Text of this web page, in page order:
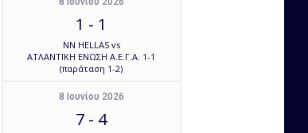
1 - 1
NN HELLAS vs
ΑΤΛΑΝΤΙΚΗ ΕΝΩΣΗ Α.Ε.Γ.Α. 1-1
(παράταση 1-2)
8 Ιουνίου 2026
7 - 4